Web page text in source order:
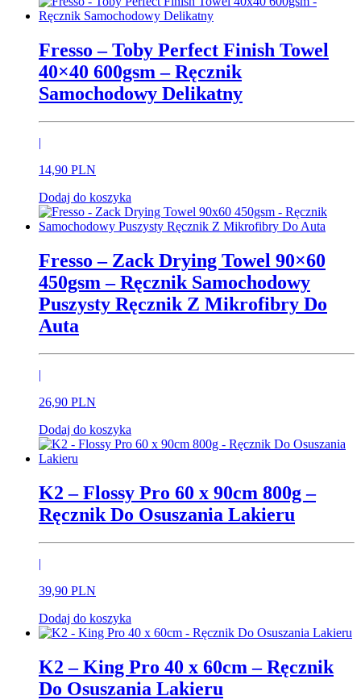
Fresso – Toby Perfect Finish Towel
40×40 600gsm – Ręcznik
Samochodowy Delikatny
|
14,90 PLN
Dodaj do koszyka
Fresso – Zack Drying Towel 90×60
450gsm – Ręcznik Samochodowy
Puszysty Ręcznik Z Mikrofibry Do
Auta
|
26,90 PLN
Dodaj do koszyka
K2 – Flossy Pro 60 x 90cm 800g –
Ręcznik Do Osuszania Lakieru
|
39,90 PLN
Dodaj do koszyka
K2 – King Pro 40 x 60cm – Ręcznik
Do Osuszania Lakieru